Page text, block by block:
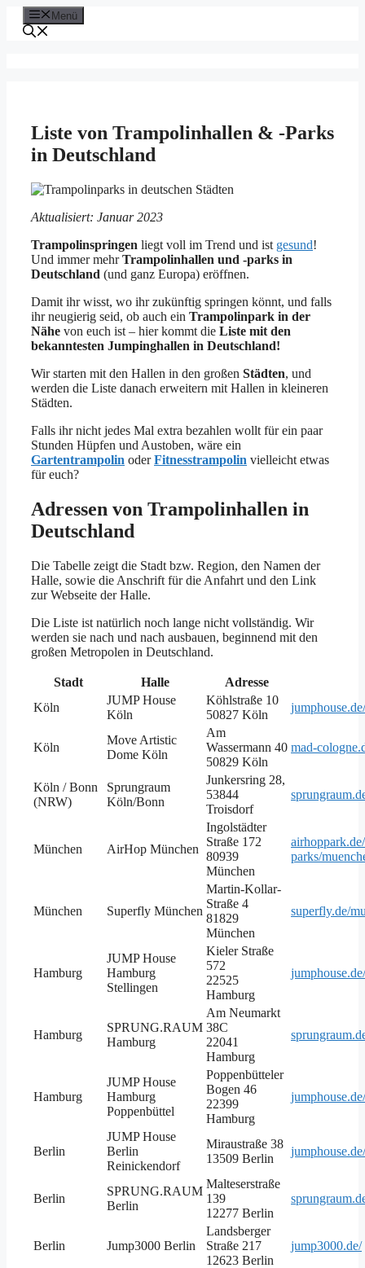
Zum
Inhalt
springen
Menü
Liste von Trampolinhallen & -Parks
in Deutschland
Aktualisiert: Januar 2023
Trampolinspringen liegt voll im Trend und ist gesund!
Und immer mehrTrampolinhallen und -parks in
Deutschland (und ganz Europa) eröffnen.
Damit ihr wisst, wo ihr zukünftig springen könnt, und falls
ihr neugierig seid, ob auch ein Trampolinpark in der
Nähe von euch ist – hier kommt die Liste mit den
bekanntesten Jumpinghallen in Deutschland!
Wir starten mit den Hallen in den großen Städten, und
werden die Liste danach erweitern mit Hallen in kleineren
Städten.
Falls ihr nicht jedes Mal extra bezahlen wollt für ein paar
Stunden Hüpfen und Austoben, wäre ein
Gartentrampolin oderFitnesstrampolin vielleicht etwas
für euch?
Adressen von Trampolinhallen in
Deutschland
Die Tabelle zeigt die Stadt bzw. Region, den Namen der
Halle, sowie die Anschrift für die Anfahrt und den Link
zur Webseite der Halle.
Die Liste ist natürlich noch lange nicht vollständig. Wir
werden sie nach und nach ausbauen, beginnend mit den
großen Metropolen in Deutschland.
Stadt Halle Adresse
Köln
JUMP House
Köln
Köhlstraße 10
50827 Köln
Köln
Move Artistic
Dome Köln
Am
Wassermann 40
50829 Köln
mad-
Köln / Bonn
(NRW)
Sprungraum
Köln/Bonn
Junkersring 28,
53844
Troisdorf
München AirHop München
Ingolstädter
Straße 172
80939
München
parks/
München Superfly München
Martin-Kollar-
Straße 4
81829
München
superfly.de/
Hamburg
JUMP House
Hamburg
Stellingen
Kieler Straße
572
22525
Hamburg
Hamburg
SPRUNG.RAUM
Hamburg
Am Neumarkt
38C
22041
Hamburg
Hamburg
JUMP House
Hamburg
Poppenbüttel
Poppenbütteler
Bogen 46
22399
Hamburg
Berlin
JUMP House
Berlin
Reinickendorf
Miraustraße 38
13509 Berlin
Berlin
SPRUNG.RAUM
Berlin
Malteserstraße
139
12277 Berlin
Berlin Jump3000 Berlin
Landsberger
Straße 217
12623 Berlin
jump3000.de/